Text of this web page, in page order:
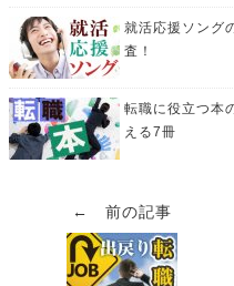
就活応援ソング
査！
転職に役立つ本
える7冊
← 前の記事